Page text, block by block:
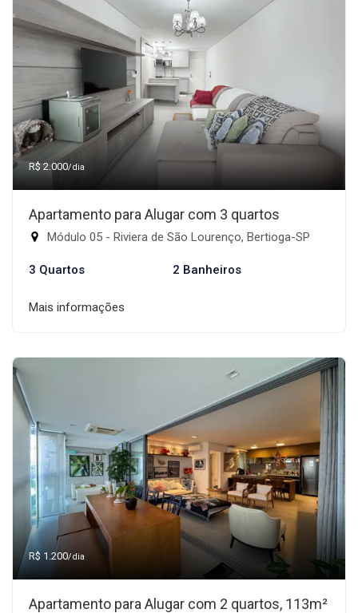
R$ 2.000/dia
Apartamento para Alugar com 3 quartos
Módulo 05 - Riviera de São Lourenço, Bertioga-SP
3 Quartos 2 Banheiros
Mais informações
R$ 1.200/dia
Apartamento para Alugar com 2 quartos, 113m²